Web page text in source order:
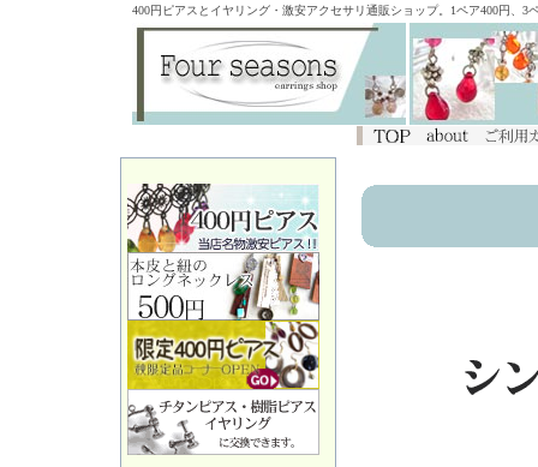
400円ピアスとイヤリング・激安アクセサリ通販ショップ。1ペア400円、